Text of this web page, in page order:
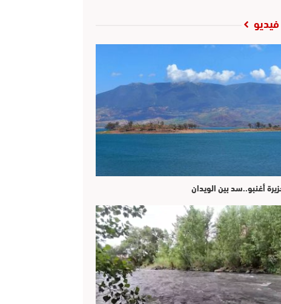
فيديو
أغنبو..سد بين الويدان